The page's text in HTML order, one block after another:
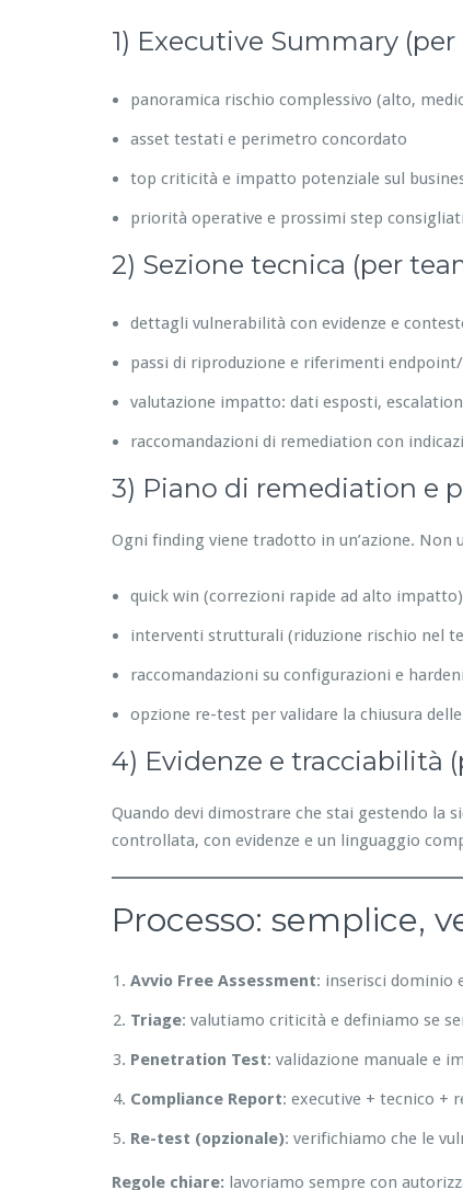
1) Executive Summary
panoramica rischio complessivo (alto,
asset testati e perimetro concordato
top criticità e impatto potenziale sul
priorità operative e prossimi step consigliati
2) Sezione tecnica (per
dettagli vulnerabilità con evidenze e
passi di riproduzione e riferimenti
valutazione impatto: dati esposti,
raccomandazioni di remediation con
3) Piano di remediation e
Ogni finding viene tradotto in un’azione.
quick win (correzioni rapide ad alto impatto)
interventi strutturali (riduzione rischio nel
raccomandazioni su configurazioni e
opzione re-test per validare la chiusura
4) Evidenze e tracciabilità
Quando devi dimostrare che stai gestendo la
controllata, con evidenze e un linguaggio
Processo: semplice,
Avvio Free Assessment: inserisci dominio
Triage: valutiamo criticità e definiamo se
Penetration Test: validazione manuale e
Compliance Report: executive + tecnico +
Re-test (opzionale): verifichiamo che le
Regole chiare: lavoriamo sempre con